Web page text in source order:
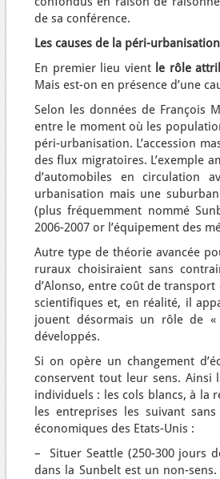
de sa conférence.
Les causes de la péri-urbanisation
En premier lieu vient le rôle
Mais est-on en présence d’une
Selon les données de François
entre le moment où les
péri-urbanisation. L’accession
des flux migratoires. L’exemple
d’automobiles en circulation
urbanisation mais une
(plus fréquemment nommé
2006-2007 or l’équipement des
Autre type de théorie avancée
ruraux choisiraient sans
d’Alonso, entre coût de
scientifiques et, en réalité, il
jouent désormais un rôle de «
développés.
Si on opère un changement
conservent tout leur sens. Ainsi
individuels : les cols blancs, à la
les entreprises les suivant
économiques des Etats-Unis :
– Situer Seattle (250-300 jours
dans la Sunbelt est un non-